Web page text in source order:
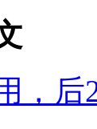
，